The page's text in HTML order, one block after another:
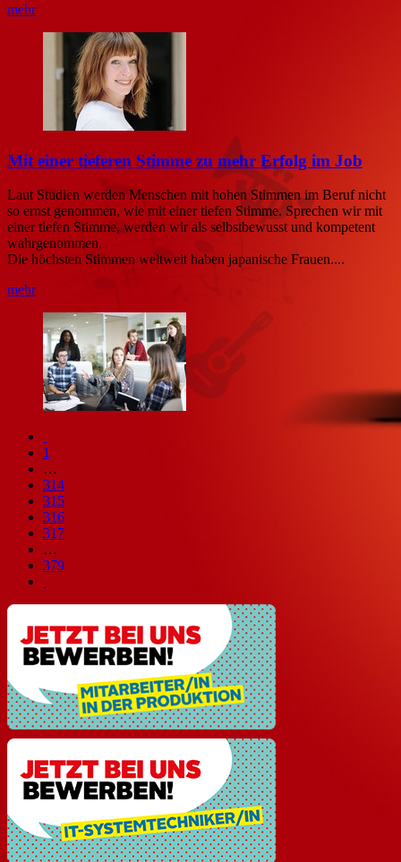
mehr
Mit einer tieferen Stimme zu mehr Erfolg im Job
Laut Studien werden Menschen mit hohen Stimmen im Beruf nicht
so ernst genommen, wie mit einer tiefen Stimme. Sprechen wir mit
einer tiefen Stimme, werden wir als selbstbewusst und kompetent
wahrgenommen.
Die höchsten Stimmen weltweit haben japanische Frauen....
mehr
1
…
314
315
316
317
…
379